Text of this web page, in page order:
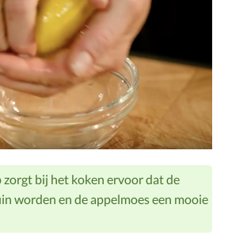
bij het koken ervoor dat de
worden en de appelmoes een mooie